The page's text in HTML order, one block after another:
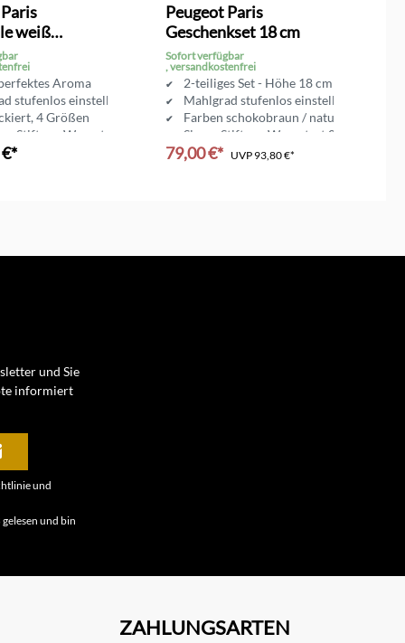
weiß
Aroma
stufenlos einstellbar
4 Größen
Stiftung Warentest 01/16
Peugeot Paris
Geschenkset 18 cm
Sofort verfügbar
, versandkostenfrei
2-teiliges Set - Höhe 18 cm
Mahlgrad stufenlos einstellbar
Farben schokobraun / natur
Sieger Stiftung Warentest 01/16
79,00 €* UVP 93,80 €*
und Sie
informiert
und
gelesen und bin
ZAHLUNGSARTEN